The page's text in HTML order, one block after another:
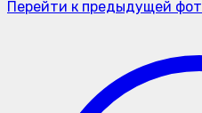
Перейти к предыдущей